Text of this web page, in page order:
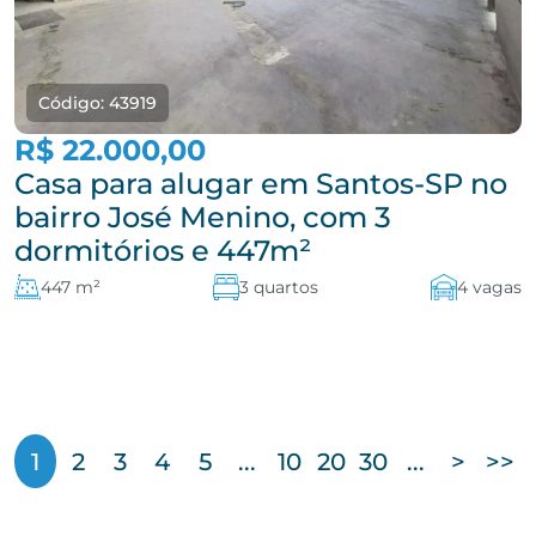
Código: 43919
R$ 22.000,00
Casa para alugar em Santos-SP no
bairro José Menino, com 3
dormitórios e 447m²
447 m² 3 quartos 4 vagas
1 2 3 4 5 ... 10 20 30 ... > >>